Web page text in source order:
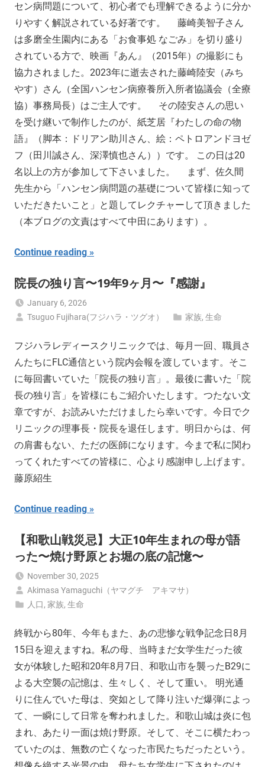
セン病問題について、初心者でも理解できるように分か
りやすく解説されている好著です。 藤崎美智子さん
は多磨全生園内にある「お食事処 なごみ」を切り盛り
されている方で、映画『あん』（2015年）の撮影にも
協力されました。2023年に逝去された藤崎陸安（みち
やす）さん（全国ハンセン病療養所入所者協議会（全療
協）事務局長）はご主人です。 その陸安さんの思い
を受け継いで制作したのが、紙芝居『わたしの命の物
語』（脚本：ドリアン助川さん、絵：ペトロアンドヨゼ
フ（田川誠さん、深澤慎也さん））です。 この日は20
名以上の方が参加して下さいました。 まず、佐久間
先生から「ハンセン病問題の基礎について皆様に知って
いただきたいこと」と題してレクチャーして頂きました
（本ブログの文責はすべて中田にあります）。
Continue reading
院長の独り言〜19年9ヶ月〜『感謝』
January 6, 2026
Tsuguo Fujihara(フジハラ・ツグオ）
家族,生命
フジハラレディースクリニックでは、毎月一回、職員さ
んたちにFLC通信という院内会報を渡しています。そこ
に毎回書いていた「院長の独り言」。最後に書いた「院
長の独り言」を皆様にもご紹介いたします。つたない文
章ですが、お読みいただけましたら幸いです。今日でク
リニックの理事長・院長を退任します。明日からは、何
の肩書もない、ただの医師になります。今まで私に関わ
ってくれたすべての皆様に、心より感謝申し上げます。
藤原紹生
Continue reading
【和歌山戦災忌】大正10年生まれの母が語
った〜焼け野原とお堀の底の記憶〜
November 30, 2025
Akimasa Yamaguchi（ヤマグチ アキマサ）
人口,家族,生命
終戦から80年、今年もまた、あの悲惨な戦争記念日8月
15日を迎えますね。私の母、当時まだ女学生だった彼
女が体験した昭和20年8月7日、和歌山市を襲ったB29に
よる大空襲の記憶は、生々しく、そして重い。 明光通
りに住んでいた母は、突如として降り注いだ爆弾によっ
て、一瞬にして日常を奪われました。和歌山城は炎に包
まれ、あたり一面は焼け野原。そして、そこに横たわっ
ていたのは、無数の亡くなった市民たちだったという。